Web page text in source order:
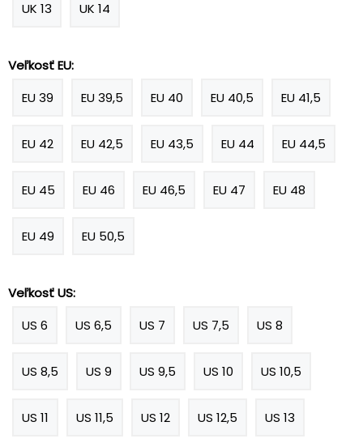
UK 13 UK 14
Veľkosť EU:
EU 39
EU 39,5 EU 40 EU 40,5 EU 41,5
EU 42 EU 42,5 EU 43,5 EU 44 EU 44,5
EU 45 EU 46 EU 46,5 EU 47 EU 48
EU 49 EU 50,5
Veľkosť US:
US 6
US 6,5 US 7 US 7,5 US 8
US 8,5 US 9 US 9,5 US 10 US 10,5
US 11 US 11,5 US 12 US 12,5 US 13